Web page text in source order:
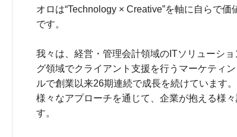
オロは“Technology × Creative”を軸に自らで
です。
我々は、経営・管理会計領域のITソリューシ
グ領域でクライアント支援を行うマーケティ
ルで創業以来26期連続で成長を続けています。
様々なアプローチを通じて、企業が抱える様
す。